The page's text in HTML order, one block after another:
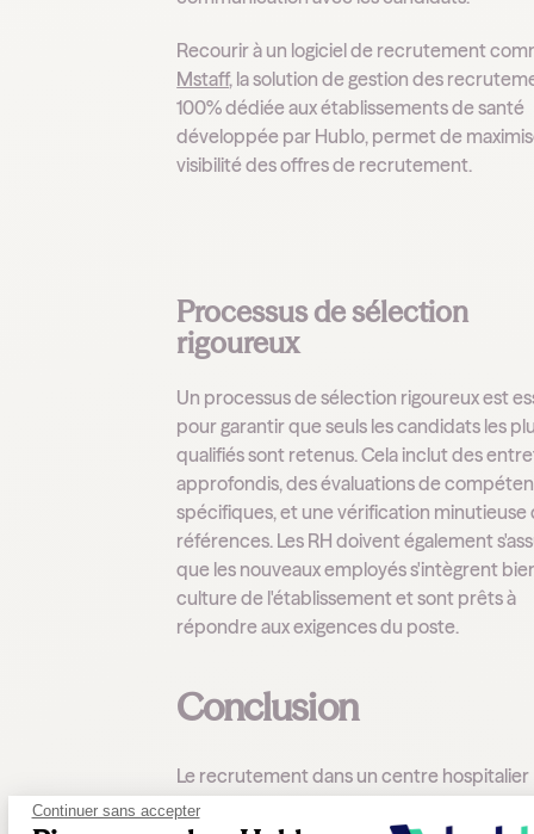
Continuer sans accepter
Recourir à un logiciel de recrutement
Mstaff, la solution de gestion des
100% dédiée aux établissements de santé
développée par Hublo, permet de
visibilité des offres de recrutement.
Processus de sélection
rigoureux
Un processus de sélection rigoureux est
pour garantir que seuls les candidats les
qualifiés sont retenus. Cela inclut des
approfondis, des évaluations de
spécifiques, et une vérification minutieuse
références. Les RH doivent également
que les nouveaux employés s'intègrent
culture de l'établissement et sont prêts à
répondre aux exigences du poste.
Conclusion
Le recrutement dans un centre hospitalier
général nécessite une stratégie bien